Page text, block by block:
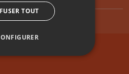
TOUT